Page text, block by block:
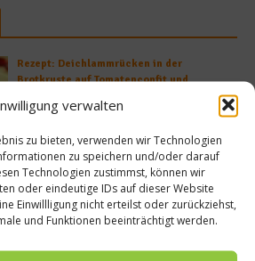
verwalten
zu bieten, verwenden wir Technologien
zu speichern und/oder darauf
Technologien zustimmst, können wir
oder eindeutige IDs auf dieser Website
Einwillligung nicht erteilst oder zurückziehst,
und Funktionen beeinträchtigt werden.
Rezept: Deichlammrücken in der
Brotkruste auf Tomatenconfit und
Rezept: Lachs-Ei-Röllchen